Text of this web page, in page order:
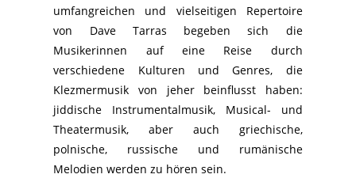
umfangreichen und vielseitigen Repertoire
von Dave Tarras begeben sich die
Musikerinnen auf eine Reise durch
verschiedene Kulturen und Genres, die
Klezmermusik von jeher beinflusst haben:
jiddische Instrumentalmusik, Musical- und
Theatermusik, aber auch griechische,
polnische, russische und rumänische
Melodien werden zu hören sein.